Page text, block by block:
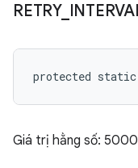
RETRY_
protected static
Giá trị hằng số: